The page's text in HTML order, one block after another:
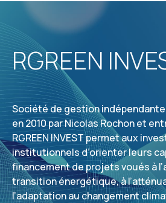
RGREEN
Société de gestion
en 2010 par Nicolas Rochon et
RGREEN INVEST permet aux
institutionnels d’orienter leurs
financement de projets voués à
transition énergétique, à
l’adaptation au changement